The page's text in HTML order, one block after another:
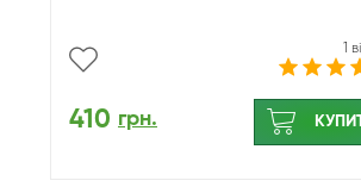
1
410 грн.